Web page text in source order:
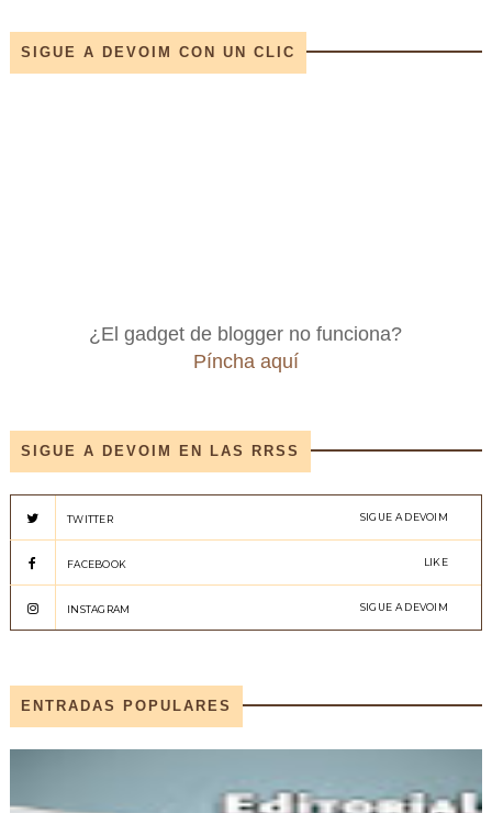
SIGUE A DEVOIM CON UN CLIC
¿El gadget de blogger no funciona?
Píncha aquí
SIGUE A DEVOIM EN LAS RRSS
TWITTER SIGUE A DEVOIM
FACEBOOK LIKE
INSTAGRAM SIGUE A DEVOIM
ENTRADAS POPULARES